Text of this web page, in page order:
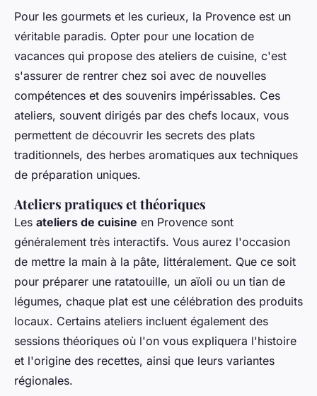
Pour les gourmets et les curieux, la Provence est un
véritable paradis. Opter pour une location de
vacances qui propose des ateliers de cuisine, c'est
s'assurer de rentrer chez soi avec de nouvelles
compétences et des souvenirs impérissables. Ces
ateliers, souvent dirigés par des chefs locaux, vous
permettent de découvrir les secrets des plats
traditionnels, des herbes aromatiques aux techniques
de préparation uniques.
Ateliers pratiques et théoriques
Les ateliers de cuisine en Provence sont
généralement très interactifs. Vous aurez l'occasion
de mettre la main à la pâte, littéralement. Que ce soit
pour préparer une ratatouille, un aïoli ou un tian de
légumes, chaque plat est une célébration des produits
locaux. Certains ateliers incluent également des
sessions théoriques où l'on vous expliquera l'histoire
et l'origine des recettes, ainsi que leurs variantes
régionales.